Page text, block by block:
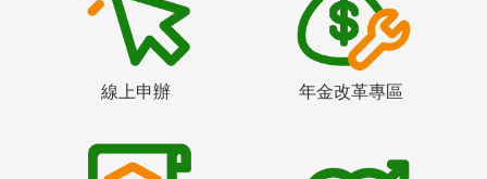
線上申辦 年金改革專區